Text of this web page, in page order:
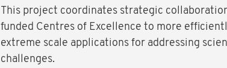
This project coordinates strategic
funded Centres of Excellence to more
extreme scale applications for addressing
challenges.